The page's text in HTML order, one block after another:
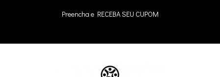
Preencha e RECEBA SEU CUPOM